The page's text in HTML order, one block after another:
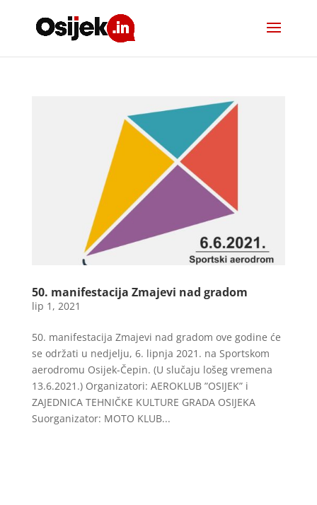
50. manifestacija Zmajevi nad gradom
lip 1, 2021
50. manifestacija Zmajevi nad gradom ove godine će
se održati u nedjelju, 6. lipnja 2021. na Sportskom
aerodromu Osijek-Čepin. (U slučaju lošeg vremena
13.6.2021.) Organizatori: AEROKLUB ”OSIJEK” i
ZAJEDNICA TEHNIČKE KULTURE GRADA OSIJEKA
Suorganizator: MOTO KLUB...